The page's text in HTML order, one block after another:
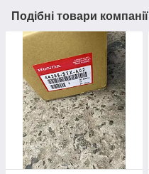
Подібні товари компанії